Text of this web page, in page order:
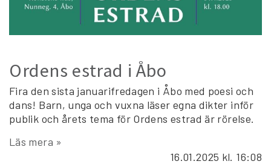
Ordens estrad i Åbo
Fira den sista januarifredagen i Åbo med poesi och
dans! Barn, unga och vuxna läser egna dikter inför
publik och årets tema för Ordens estrad är rörelse.
Läs mera »
16.01.2025 kl. 16:08